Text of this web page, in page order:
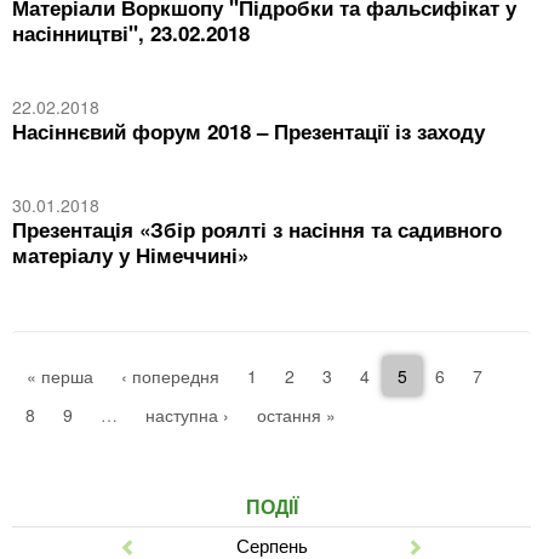
Матеріали Воркшопу "Підробки та фальсифікат у
насінництві", 23.02.2018
22.02.2018
Насіннєвий форум 2018 – Презентації із заходу
30.01.2018
Презентація «Збір роялті з насіння та садивного
матеріалу у Німеччині»
« перша ‹ попередня 1 2 3 4 5 6
7
8
9 … наступна › остання »
ПОДІЇ
Серпень